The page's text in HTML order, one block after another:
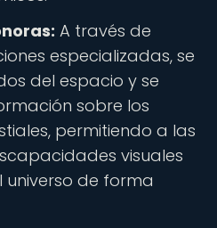
A través de
especializadas, se
del espacio y se
sobre los
permitiendo a las
visuales
de forma